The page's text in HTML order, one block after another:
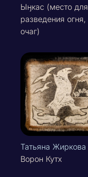
Ыӈкас (место для
разведения огня,
очаг)
Татьяна Жиркова
Ворон Кутх